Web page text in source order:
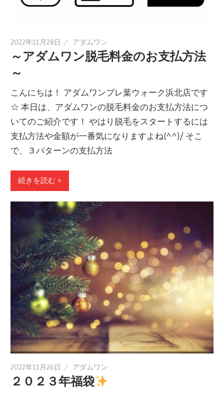
2022年11月28日 アダムワン
～アダムワン脱毛料金のお支払方法
～
こんにちは！ アダムワンプレ葉ウォーク浜北店です
☆ 本日は、アダムワンの脱毛料金のお支払方法につ
いてのご紹介です！ やはり脱毛をスタートするには
支払方法や金額が一番気になりますよね(^^)/ そこ
で、３パターンの支払方法
続きを読む »
2022年11月26日 アダムワン
２０２３年福袋